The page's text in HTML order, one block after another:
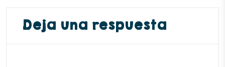
Deja una respuesta